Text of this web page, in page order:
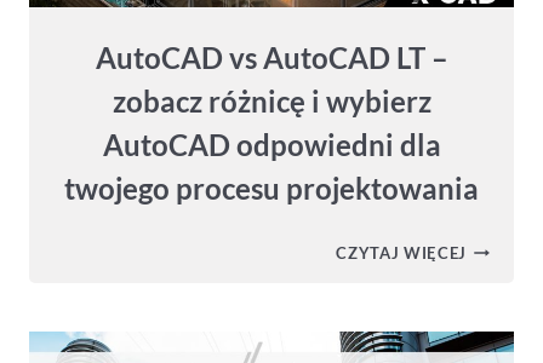
AutoCAD vs AutoCAD LT –
zobacz różnicę i wybierz
AutoCAD odpowiedni dla
twojego procesu projektowania
CZYTAJ WIĘCEJ
–
ZOBACZ